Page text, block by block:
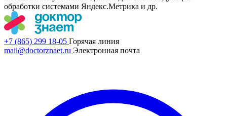
обработки системами Яндекс.Метрика и др.
+7 (865) 299 18-05 Горячая линия
mail@doctorznaet.ru Электронная почта